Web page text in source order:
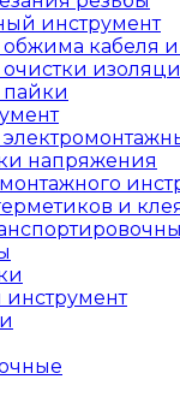
инструмент
обжима кабеля
пайки
напряжения
и